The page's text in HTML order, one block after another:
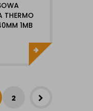
THERMO
1MB
2